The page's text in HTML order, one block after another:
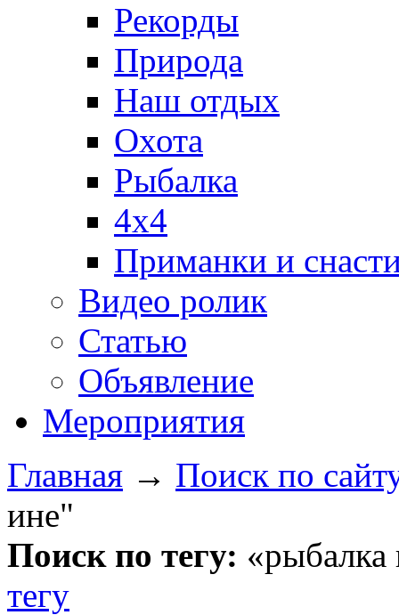
Рекорды
Природа
Наш отдых
Охота
Рыбалка
4х4
Приманки и
Видео ролик
Статью
Объявление
Мероприятия
Главная → Поиск по
ине"
Поиск по тегу: «рыбалка
тегу